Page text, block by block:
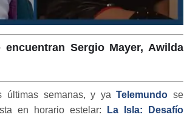
Sergio Mayer, Awilda
últimas semanas, y yaTelemundo se
en horario estelar:
La Isla: Desafío